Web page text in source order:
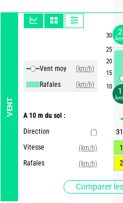
VENT
Vent moy
(km/h)
Rafales
(km/h)
A 10 m du sol :
Direction
(°)
Vitesse
(km/h)
Rafales
(km/h)
Comparer
30
25
20
15
10